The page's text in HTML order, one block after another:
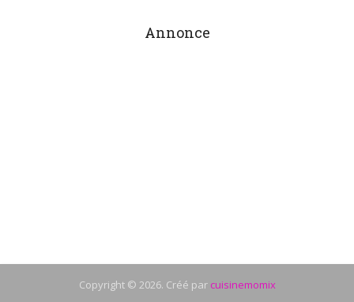
Annonce
Copyright © 2026. Créé par cuisinemomix